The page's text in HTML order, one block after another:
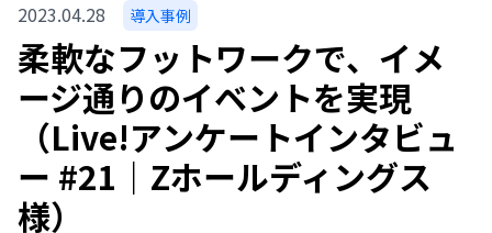
2023.04.28 導入事例
柔軟なフットワークで、イメ
ージ通りのイベントを実現
（Live!アンケートインタビュ
ー #21｜Zホールディングス
様）